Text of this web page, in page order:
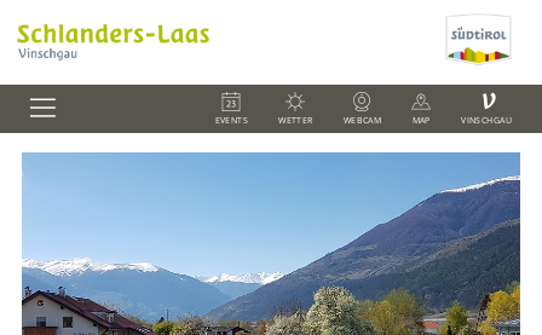
EVENTS WETTER WEBCAM MAP
V
VINSCHGAU